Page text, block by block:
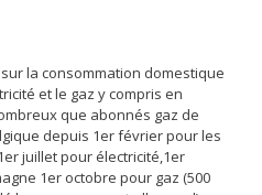
la consommation domestique
et le gaz y compris en
que abonnés gaz de
depuis 1er février pour les
juillet pour électricité,1er
1er octobre pour gaz (500